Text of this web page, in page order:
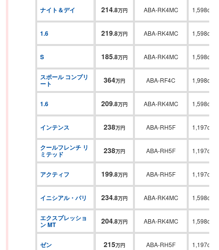
ナイト＆デイ 214.8万円 ABA-RK4MC 1,598cc
1.6 219.8万円 ABA-RK4MC 1,598cc
S 185.8万円 ABA-RK4MC 1,598cc
スポール コンプリ
ート 364万円 ABA-RF4C 1,998cc
1.6 209.8万円 ABA-RK4MC 1,598cc
インテンス 238万円 ABA-RH5F 1,197cc
クールフレンチ リ
ミテッド 238万円 ABA-RH5F 1,197cc
アクティフ 199.8万円 ABA-RH5F 1,197cc
イニシアル・パリ 234.8万円 ABA-RK4MC 1,598cc
エクスプレッショ
ン MT 204.8万円 ABA-RK4MC 1,598cc
ゼン 215万円 ABA-RH5F 1,197cc